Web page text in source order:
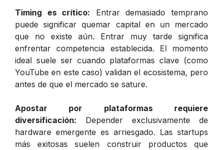
Timing es crítico: Entrar demasiado temprano
puede significar quemar capital en un mercado
que no existe aún. Entrar muy tarde significa
enfrentar competencia establecida. El momento
ideal suele ser cuando plataformas clave (como
YouTube en este caso) validan el ecosistema, pero
antes de que el mercado se sature.
Apostar por plataformas requiere
diversificación: Depender exclusivamente de
hardware emergente es arriesgado. Las startups
más exitosas suelen construir productos que